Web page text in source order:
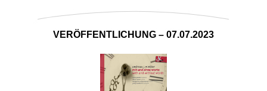
VERÖFFENTLICHUNG – 07.07.2023